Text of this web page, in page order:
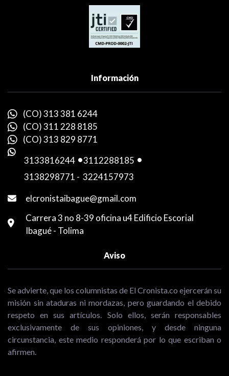
Información
(CO) 313 381 6244
(CO) 311 228 8185
(CO) 313 829 8771
3133816244 -3112288185 -
3138298771 - 3224157973
elcronistaibague@gmail.com
Carrera 3 no 8-39 oficina u4 Edificio Escorial
Ibagué - Tolima
Aviso
Se advierte, que los columnistas de El Cronista.co ejercerán su
misión sin ataduras ni mordazas, pero guardando el debido
respeto en sus artículos. Solo ellos, serán responsables
exclusivamente de sus opiniones, y desde ninguna
circunstancia, este medio responderá por lo que escriban o
afirmen.